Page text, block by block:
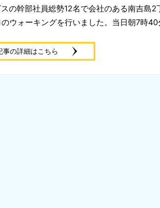
の幹部社員総勢12名で会社のある南吉島
のウォーキングを行いました。当日朝7時
事の詳細はこちら